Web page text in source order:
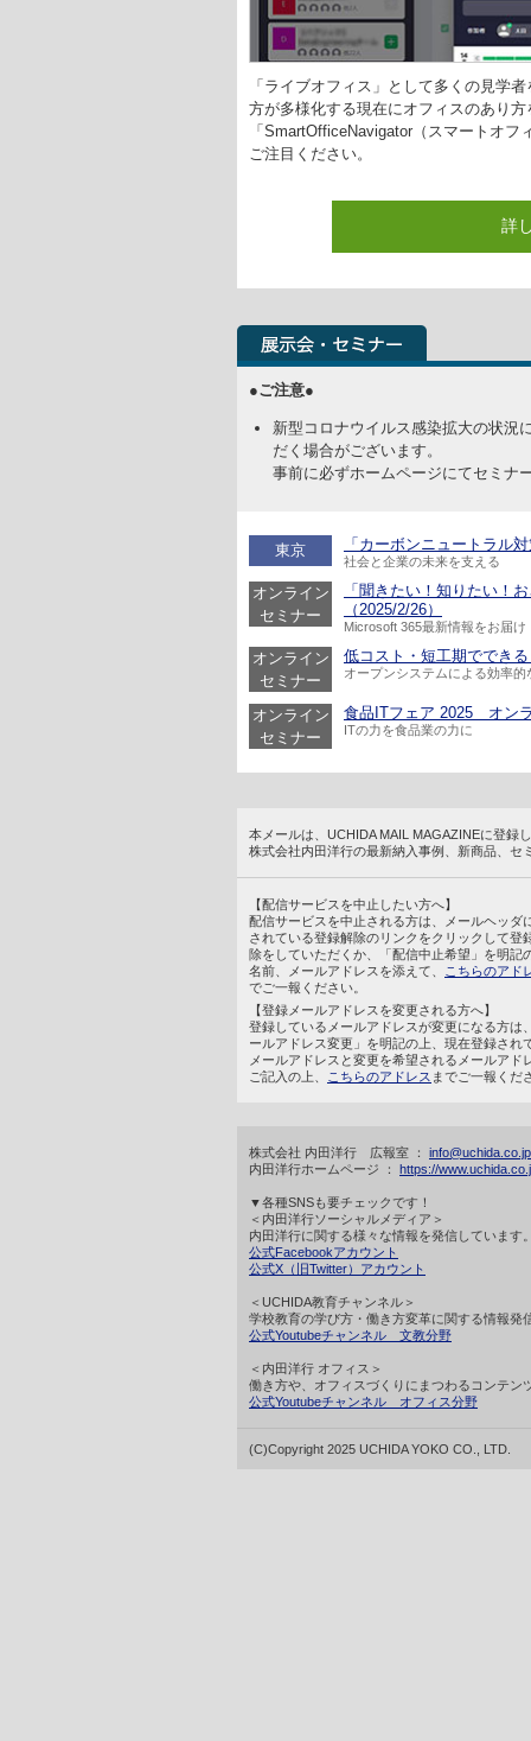
「ライブオフィス」として多くの見学
方が多様化する現在にオフィスのあり
「SmartOfficeNavigator（スマートオ
ご注目ください。
詳
●ご注意●
新型コロナウイルス感染拡大の状況
だく場合がございます。
事前に必ずホームページにてセミナ
東京 「カーボンニュートラル
社会と企業の未来を支える
オンライン
セミナー
「聞きたい！知りたい！
（2025/2/26）
Microsoft 365最新情報をお届け
オンライン
セミナー
低コスト・短工期ででき
オープンシステムによる効率
オンライン
セミナー
食品ITフェア 2025 オン
ITの力を食品業の力に
本メールは、UCHIDA MAIL MAGAZINEに登録
株式会社内田洋行の最新納入事例、新商品、
【配信サービスを中止したい方へ】
配信サービスを中止される方は、メールヘッダ
されている登録解除のリンクをクリックして登
除をしていただくか、「配信中止希望」を明記
名前、メールアドレスを添えて、
こちらのアド
でご一報ください。
【登録メールアドレスを変更される方へ】
登録しているメールアドレスが変更になる方は
ールアドレス変更」を明記の上、現在登録され
メールアドレスと変更を希望されるメールアド
ご記入の上、
こちらのアドレス までご一報くだ
株式会社 内田洋行 広報室 ： info@uchida.co.jp
内田洋行ホームページ ： https://
▼各種SNSも要チェックです！
＜内田洋行ソーシャルメディア＞
内田洋行に関する様々な情報を発信しています
公式Facebookアカウント
公式X（旧Twitter）アカウント
＜UCHIDA教育チャンネル＞
学校教育の学び方・働き方変革に関する情報発
公式Youtubeチャンネル 文教分野
＜内田洋行 オフィス＞
働き方や、オフィスづくりにまつわるコンテン
公式Youtubeチャンネル オフィス分野
(C)Copyright 2025 UCHIDA YOKO CO., LTD.